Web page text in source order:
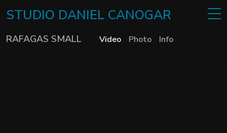
STUDIO DANIEL CANOGAR
RAFAGAS SMALL Video Photo Info